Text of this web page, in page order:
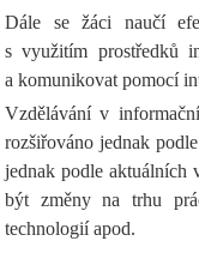
Dále se žáci naučí
s využitím prostředků
a komunikovat pomocí
Vzdělávání v
rozšiřováno jednak
jednak podle aktuálních
být změny na trhu
technologií apod.